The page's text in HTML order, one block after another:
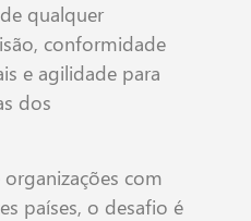
qualquer
conformidade
e agilidade para
dos
com
países, o desafio é